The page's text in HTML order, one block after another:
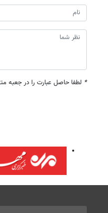
* لطفا حاصل عبارت را در جعبه